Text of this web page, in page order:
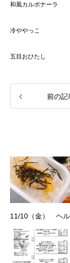
和風カルボナーラ
冷ややっこ
五目おひたし
前の記
11/10（金） ヘル